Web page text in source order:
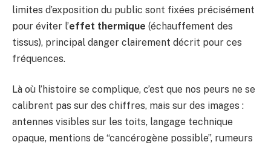
limites d’exposition du public sont fixées précisément
pour éviter l’effet thermique (échauffement des
tissus), principal danger clairement décrit pour ces
fréquences.
Là où l’histoire se complique, c’est que nos peurs ne se
calibrent pas sur des chiffres, mais sur des images :
antennes visibles sur les toits, langage technique
opaque, mentions de “cancérogène possible”, rumeurs